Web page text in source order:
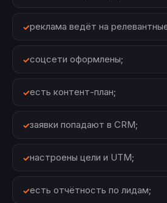
реклама ведёт на
соцсети оформлены;
есть контент-план;
заявки попадают в CRM;
настроены цели и UTM;
есть отчётность по лидам;